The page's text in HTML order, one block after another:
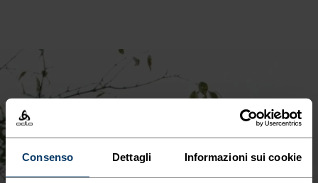
Consenso Dettagli Informazioni sui cookie